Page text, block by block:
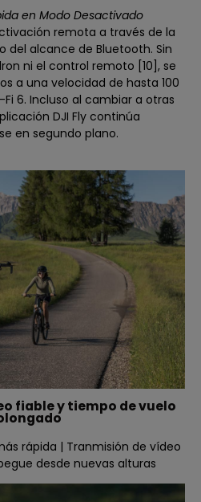
en Modo Desactivado
remota a través de la
del alcance de Bluetooth. Sin
ni el control remoto [10], se
a una velocidad de hasta 100
Fi 6. Incluso al cambiar a otras
DJI Fly continúa
en segundo plano.
fiable y tiempo de vuelo
rápida | Tranmisión de vídeo
desde nuevas alturas